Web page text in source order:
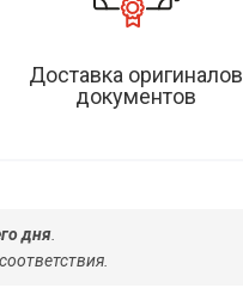
Доставка оригиналов
документов
дня